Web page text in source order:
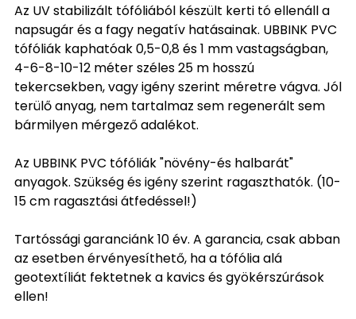
Az UV stabilizált tófóliából készült kerti tó ellenáll a
napsugár és a fagy negatív hatásainak. UBBINK PVC
tófóliák kaphatóak 0,5-0,8 és 1 mm vastagságban,
4-6-8-10-12 méter széles 25 m hosszú
tekercsekben, vagy igény szerint méretre vágva. Jól
terülő anyag, nem tartalmaz sem regenerált sem
bármilyen mérgező adalékot.
Az UBBINK PVC tófóliák "növény-és halbarát"
anyagok. Szükség és igény szerint ragaszthatók. (10-
15 cm ragasztási átfedéssel!)
Tartóssági garanciánk 10 év. A garancia, csak abban
az esetben érvényesíthető, ha a tófólia alá
geotextíliát fektetnek a kavics és gyökérszúrások
ellen!